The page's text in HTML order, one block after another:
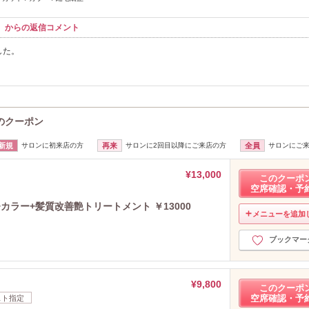
らの返信コメント
。
クーポン
規 サロンに初来店の方 再来 サロンに2回目以降にご来店の方 全員 サロンにご
¥13,000
ラー+髪質改善艶トリートメント ￥13000
このクーポ
空席確認・予
メニューを追加
ブックマー
指定
¥9,800
このクーポ
空席確認・予